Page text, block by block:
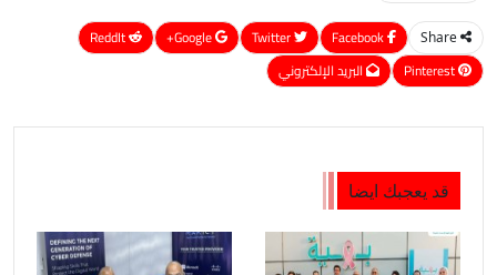
Share
Google+
ReddIt
Pinterest
البريد الإلكتروني
قد يعجبك ايضا